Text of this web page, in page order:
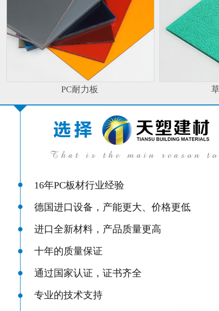
PC耐力板
16年PC板材行业经验
德国进口设备，产能更大、价格更低
进口全新材料，产品质量更高
十年的质量保证
通过国家认证，证书齐全
专业的技术支持